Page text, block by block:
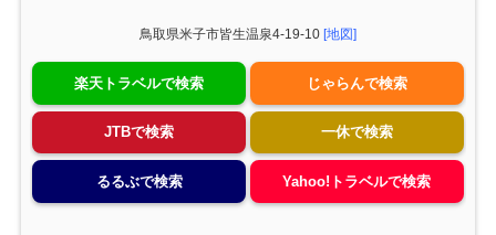
鳥取県米子市皆生温泉4-19-10 [地図]
楽天トラベルで検索 じゃらんで検索
JTBで検索 一休で検索
るるぶで検索 Yahoo!トラベルで検索